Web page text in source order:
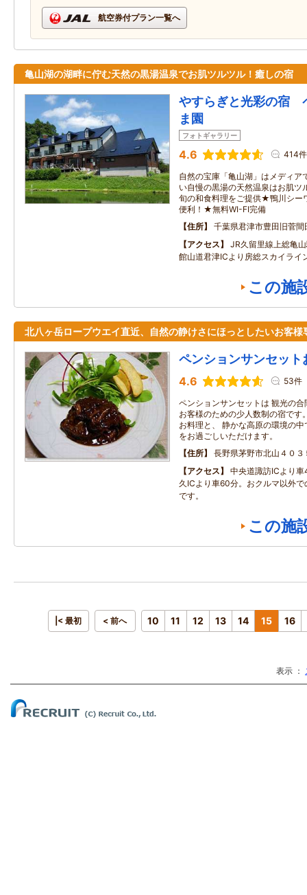
航空券付プラン一覧へ
亀山湖の湖畔に佇む天然の黒湯温泉でお肌ツルツル！癒しの宿
やすらぎと光彩の宿
ま園
フォトギャラリー
4.6 414件
自然の宝庫「亀山湖」はメディ
い自慢の黒湯の天然温泉はお肌
旬の和食料理をご提供★鴨川シー
便利！★無料WI-FI完備
住所
千葉県君津市豊田旧菅間
アクセス
JR久留里線上総亀
館山道君津ICより房総スカイライ
この施
北八ヶ岳ロープウエイ直近、自然の静けさにほっとしたいお客様
ペンションサンセット
4.6 53件
ペンションサンセットは 観光の
お客様のための少人数制の宿です
お料理と、 静かな高原の環境の
をお過ごしいただけます。
住所
長野県茅野市北山４０３
アクセス
中央道諏訪ICより
久ICより車60分。おクルマ以外
です。
この施
|< 最初 < 前へ 10 11 12 13 14 15 16
表示 ：